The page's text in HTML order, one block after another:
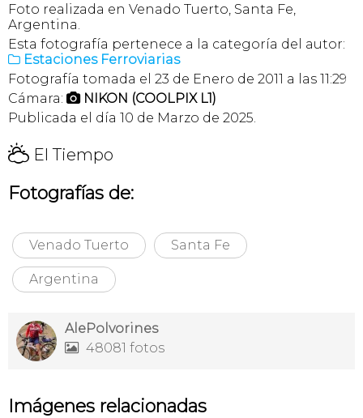
Foto realizada en Venado Tuerto, Santa Fe,
Argentina.
Esta fotografía pertenece a la categoría del autor:
 Estaciones Ferroviarias
Fotografía tomada el 23 de Enero de 2011 a las 11:29
Cámara:  NIKON (COOLPIX L1)
Publicada el día 10 de Marzo de 2025.
H El Tiempo
Fotografías de:
Venado Tuerto Santa Fe
Argentina
AlePolvorines
 48081 fotos
Imágenes relacionadas